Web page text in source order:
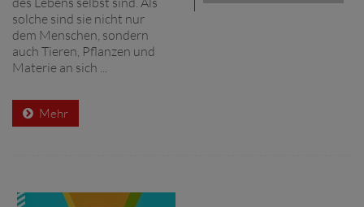
solche sind sie nicht nur
dem Menschen, sondern
auch Tieren, Pflanzen und
Materie an sich ...
Mehr